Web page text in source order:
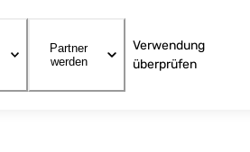
Partner
werden
Verwendung
überprüfen